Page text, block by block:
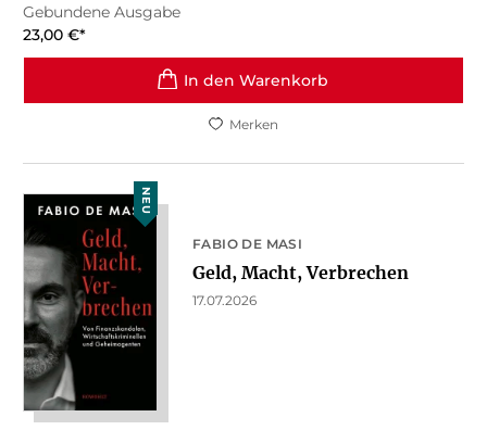
Gebundene Ausgabe
23,00 €*
In den Warenkorb
Merken
NEU
FABIO DE MASI
Geld, Macht, Verbrechen
17.07.2026